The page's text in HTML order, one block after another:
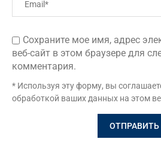
Сохраните мое имя, адрес
веб-сайт в этом браузере для
комментария.
* Используя эту форму, вы
обработкой ваших данных на этом